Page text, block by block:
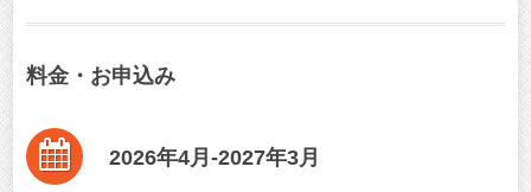
料金・お申込み
2026年4月-2027年3月